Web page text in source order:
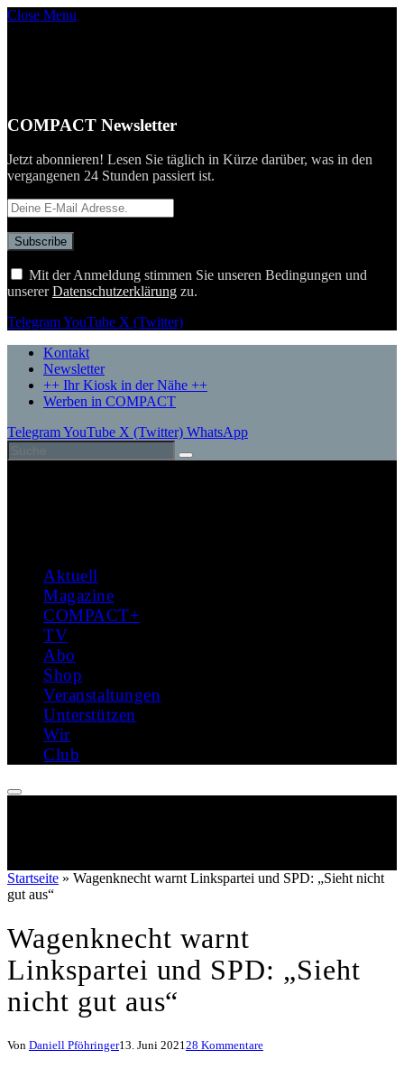
Close Menu
COMPACT Newsletter
Jetzt abonnieren! Lesen Sie täglich in Kürze darüber, was in den
vergangenen 24 Stunden passiert ist.
Mit der Anmeldung stimmen Sie unseren Bedingungen und
unsererDatenschutzerklärung zu.
TelegramYouTube X (Twitter)
Kontakt
Newsletter
++ Ihr Kiosk in der Nähe ++
Werben in COMPACT
TelegramYouTube X (Twitter) WhatsApp
Aktuell
Magazine
COMPACT+
TV
Abo
Shop
Veranstaltungen
Unterstützen
Wir
Club
Startseite » Wagenknecht warnt Linkspartei und SPD: „Sieht nicht
gut aus“
Wagenknecht warnt
Linkspartei und SPD: „Sieht
nicht gut aus“
Von Daniell Pföhringer13. Juni 202128 Kommentare